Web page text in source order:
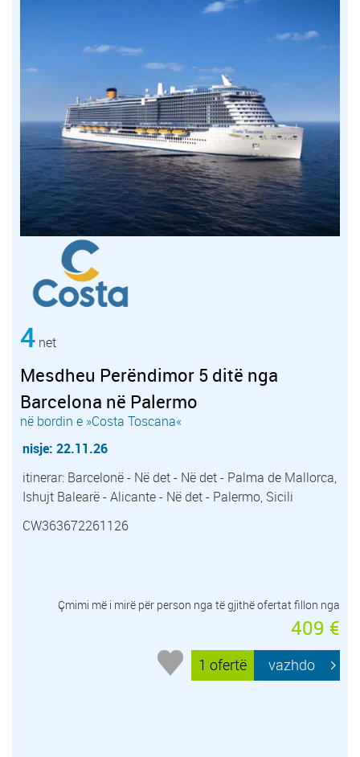
4 net
Mesdheu Perëndimor 5 ditë nga
Barcelona në Palermo
në bordin e »Costa Toscana«
nisje: 22.11.26
itinerar: Barcelonë - Në det - Në det - Palma de Mallorca,
Ishujt Balearë - Alicante - Në det - Palermo, Sicili
CW363672261126
Çmimi më i mirë për person nga të gjithë ofertat fillon nga
409 €
1 ofertë vazhdo